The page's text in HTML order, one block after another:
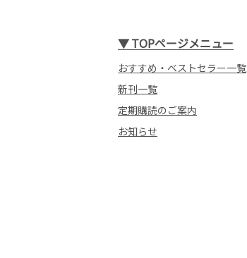
▼TOPページメニュー
おすすめ・ベストセラー一覧
新刊一覧
定期購読のご案内
お知らせ